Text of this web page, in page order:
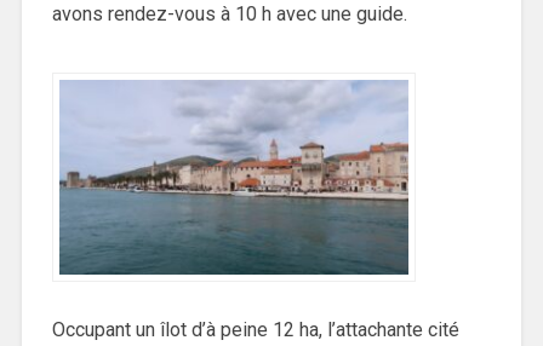
avons rendez-vous à 10 h avec une guide.
Occupant un îlot d’à peine 12 ha, l’attachante cité